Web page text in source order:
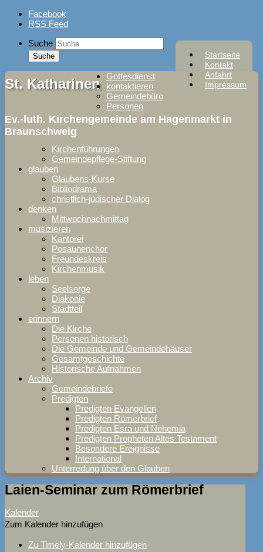
Skip
Facebook
RSS Feed
Startseite
Kontakt
Anfahrt
Impressum
Suche
St. Katharinen
Ev.-luth. Kirchengemeinde am Hagenmarkt in
Braunschweig
Gottesdienst
kontaktieren
Gemeindebüro
Personen
Kirchenführungen
Gemeindepflege-Stiftung
glauben
Glaubens-Kurse
Bibliodrama
christlich-jüdischer Dialog
denken
Mittwochnachmittag
musizieren
Kantorei
Posaunenchor
Freundeskreis
Kirchenmusik
leben
Seelsorge
Diakonie
Stadtteil
erinnern
Die Kirche
Personen historisch
Die Gemeinde und Gemeindehäuser
Gesamtgeschichte
Historische Aufnahmen
Archiv
Gemeindebriefe
Predigten
Predigten Evangelien
Predigten Römerbrief
Predigten Esra und Nehemia
Predigten Propheten Altes Testament
Besondere Ereignisse
International
Unterredung über den Glauben
Laien-Seminar zum Römerbrief
Kalender
Zum Kalender hinzufügen
Zu Timely-Kalender hinzufügen